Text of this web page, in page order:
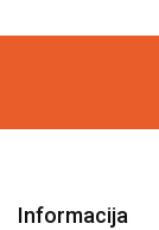
Informacija